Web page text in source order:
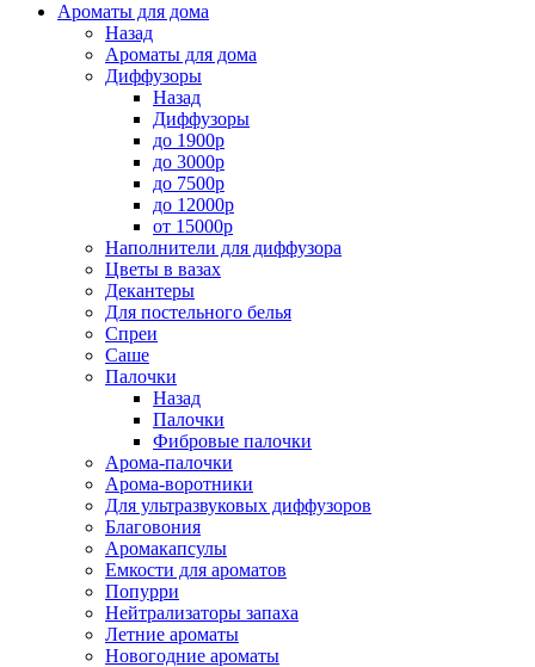
Ароматы для дома
Назад
Ароматы для дома
Диффузоры
Назад
Диффузоры
до 1900р
до 3000р
до 7500р
до 12000р
от 15000р
Наполнители для диффузора
Цветы в вазах
Декантеры
Для постельного белья
Спреи
Саше
Палочки
Назад
Палочки
Фибровые палочки
Арома-палочки
Арома-воротники
Для ультразвуковых диффузоров
Благовония
Аромакапсулы
Емкости для ароматов
Попурри
Нейтрализаторы запаха
Летние ароматы
Новогодние ароматы